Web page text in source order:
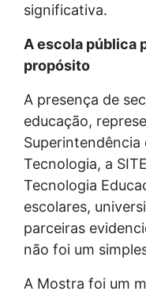
significativa.
A escola pública
propósito
A presença de
educação,
Tecnologia, a
Tecnologia
escolares,
parceiras
não foi um
A Mostra foi um